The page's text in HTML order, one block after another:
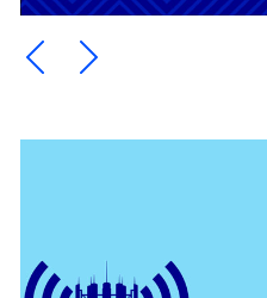
Ein Element zurück
Ein Element